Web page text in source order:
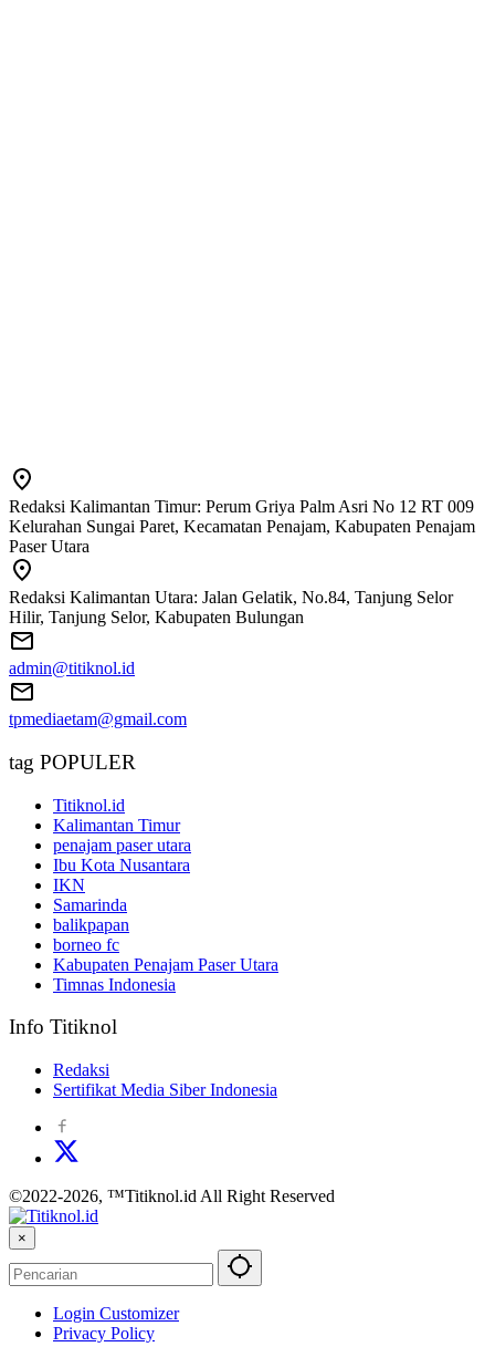
Redaksi Kalimantan Timur: Perum Griya Palm Asri No 12 RT 009
Kelurahan Sungai Paret, Kecamatan Penajam, Kabupaten Penajam
Paser Utara
Redaksi Kalimantan Utara: Jalan Gelatik, No.84, Tanjung Selor
Hilir, Tanjung Selor, Kabupaten Bulungan
admin@titiknol.id
tpmediaetam@gmail.com
tag POPULER
Titiknol.id
Kalimantan Timur
penajam paser utara
Ibu Kota Nusantara
IKN
Samarinda
balikpapan
borneo fc
Kabupaten Penajam Paser Utara
Timnas Indonesia
Info Titiknol
Redaksi
Sertifikat Media Siber Indonesia
©2022-2026, ™Titiknol.id All Right Reserved
×
Login Customizer
Privacy Policy